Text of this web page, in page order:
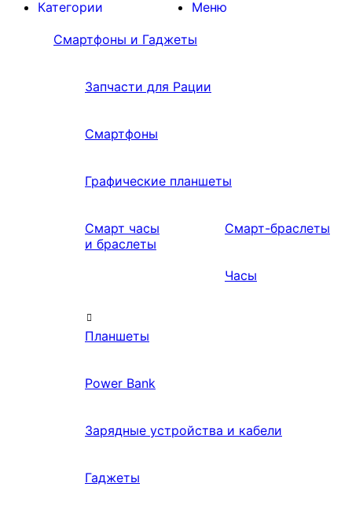
Меню
Категории
Смартфоны и Гаджеты
Запчасти для Рации
Смартфоны
Графические планшеты
Смарт часы
и браслеты
Смарт-браслеты
Часы
Планшеты
Power Bank
Зарядные устройства и кабели
Гаджеты